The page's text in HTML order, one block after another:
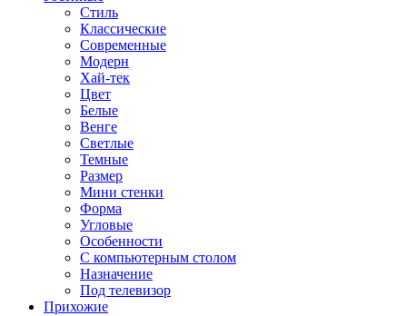
Стиль
Классические
Современные
Модерн
Хай-тек
Цвет
Белые
Венге
Светлые
Темные
Размер
Мини стенки
Форма
Угловые
Особенности
С компьютерным столом
Назначение
Под телевизор
Прихожие